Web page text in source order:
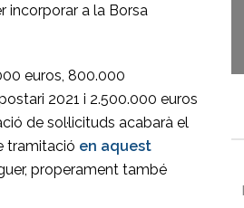
incorporar a la Borsa
euros, 800.000
2021 i 2.500.000 euros
de sol·licituds acabarà el
tramitació en aquest
properament també